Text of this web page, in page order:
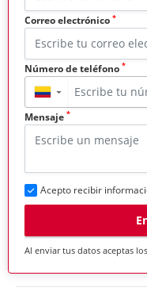
Correo electrónico *
Número de teléfono *
▼
Mensaje *
Acepto recibir
Al enviar tus datos aceptas los